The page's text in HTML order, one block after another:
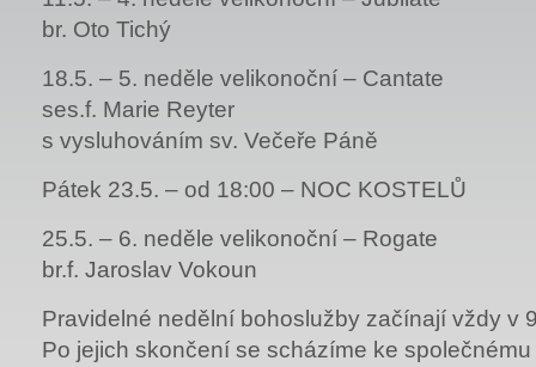
br. Oto Tichý
18.5. – 5. neděle velikonoční – Cantate
ses.f. Marie Reyter
s vysluhováním sv. Večeře Páně
Pátek 23.5. – od 18:00 – NOC KOSTELŮ
25.5. – 6. neděle velikonoční – Rogate
br.f. Jaroslav Vokoun
Pravidelné nedělní bohoslužby začínají vždy v
Po jejich skončení se scházíme ke